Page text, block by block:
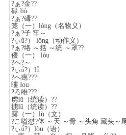
?ぁ?金??
碌 liù
?ぁ?碡??
笼（一）lóng（名物义）
?ぁ?子 牢～
?ぃǘ?） lǒng（动作义）
?ぁ?络 ～括 ～统 ～罩??
偻（一） lóu
?へ?～
?ぃǘ?）lǚ
?へ瘛???
瞜 lou
?ろ睢???
虏lǔ（统读）??
掳lǔ（统读）??
露（一）lù（文）
?こ嗌怼?体 ～天 ～骨 ～头角 藏头～
?ぃǘ?）lòu（语）